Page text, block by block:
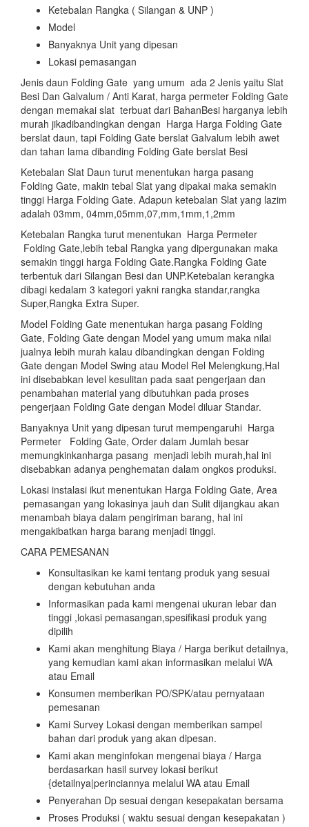
Ketebalan Rangka ( Silangan & UNP )
Model
Banyaknya Unit yang dipesan
Lokasi pemasangan
Jenis daun Folding Gate yang umum ada 2 Jenis yaitu Slat
Besi Dan Galvalum / Anti Karat, harga permeter Folding Gate
dengan memakai slat terbuat dari BahanBesi harganya lebih
murah jikadibandingkan dengan Harga Harga Folding Gate
berslat daun, tapi Folding Gate berslat Galvalum lebih awet
dan tahan lama dibanding Folding Gate berslat Besi
Ketebalan Slat Daun turut menentukan harga pasang
Folding Gate, makin tebal Slat yang dipakai maka semakin
tinggi Harga Folding Gate. Adapun ketebalan Slat yang lazim
adalah 03mm, 04mm,05mm,07,mm,1mm,1,2mm
Ketebalan Rangka turut menentukan Harga Permeter
Folding Gate,lebih tebal Rangka yang dipergunakan maka
semakin tinggi harga Folding Gate.Rangka Folding Gate
terbentuk dari Silangan Besi dan UNP.Ketebalan kerangka
dibagi kedalam 3 kategori yakni rangka standar,rangka
Super,Rangka Extra Super.
Model Folding Gate menentukan harga pasang Folding
Gate, Folding Gate dengan Model yang umum maka nilai
jualnya lebih murah kalau dibandingkan dengan Folding
Gate dengan Model Swing atau Model Rel Melengkung,Hal
ini disebabkan level kesulitan pada saat pengerjaan dan
penambahan material yang dibutuhkan pada proses
pengerjaan Folding Gate dengan Model diluar Standar.
Banyaknya Unit yang dipesan turut mempengaruhi Harga
Permeter Folding Gate, Order dalam Jumlah besar
memungkinkanharga pasang menjadi lebih murah,hal ini
disebabkan adanya penghematan dalam ongkos produksi.
Lokasi instalasi ikut menentukan Harga Folding Gate, Area
pemasangan yang lokasinya jauh dan Sulit dijangkau akan
menambah biaya dalam pengiriman barang, hal ini
mengakibatkan harga barang menjadi tinggi.
CARA PEMESANAN
Konsultasikan ke kami tentang produk yang sesuai
dengan kebutuhan anda
Informasikan pada kami mengenai ukuran lebar dan
tinggi ,lokasi pemasangan,spesifikasi produk yang
dipilih
Kami akan menghitung Biaya / Harga berikut detailnya,
yang kemudian kami akan informasikan melalui WA
atau Email
Konsumen memberikan PO/SPK/atau pernyataan
pemesanan
Kami Survey Lokasi dengan memberikan sampel
bahan dari produk yang akan dipesan.
Kami akan menginfokan mengenai biaya / Harga
berdasarkan hasil survey lokasi berikut
{detailnya|perinciannya melalui WA atau Email
Penyerahan Dp sesuai dengan kesepakatan bersama
Proses Produksi ( waktu sesuai dengan kesepakatan )